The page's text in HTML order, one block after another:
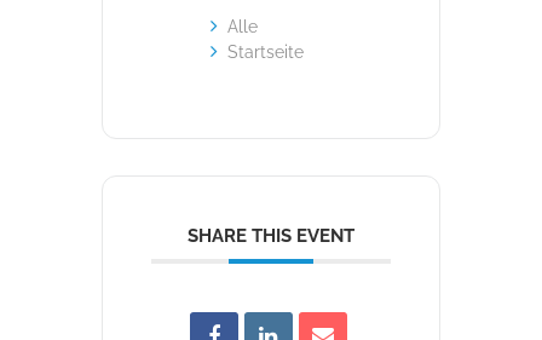
Alle
Startseite
SHARE THIS EVENT